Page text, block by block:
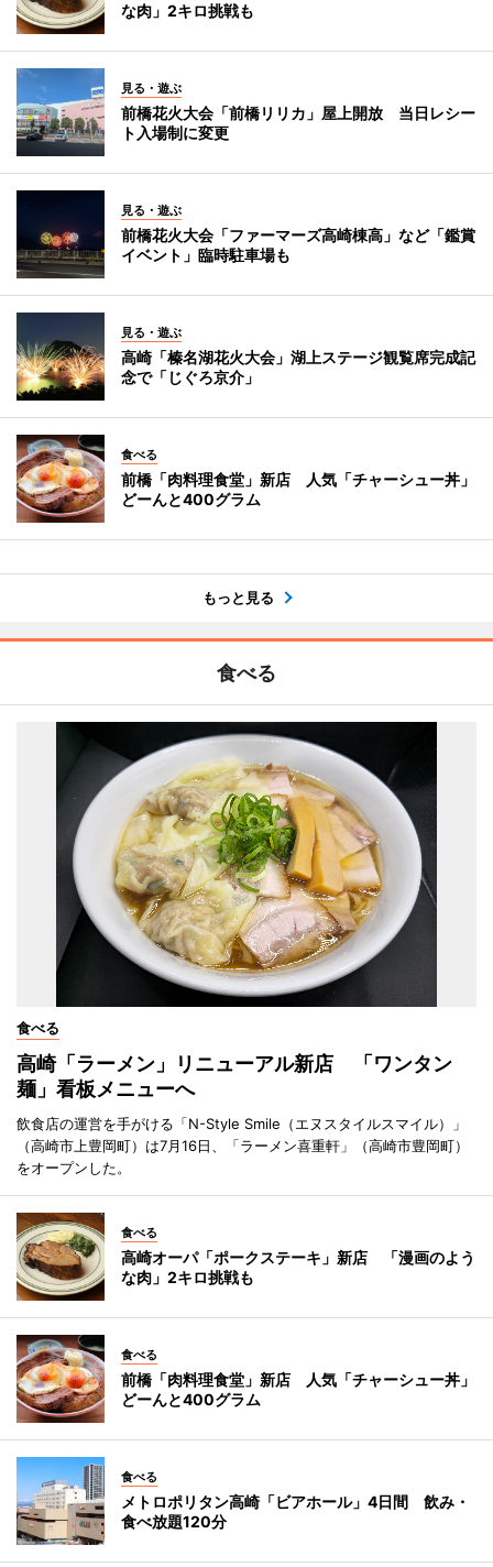
な肉」2キロ挑戦も
見る・遊ぶ
前橋花火大会「前橋リリカ」屋上開放 当日レシー
ト入場制に変更
見る・遊ぶ
前橋花火大会「ファーマーズ高崎棟高」など「鑑賞
イベント」臨時駐車場も
見る・遊ぶ
高崎「榛名湖花火大会」湖上ステージ観覧席完成記
念で「じぐろ京介」
食べる
前橋「肉料理食堂」新店 人気「チャーシュー丼」
どーんと400グラム
もっと見る
食べる
食べる
高崎「ラーメン」リニューアル新店 「ワンタン
麺」看板メニューへ
飲食店の運営を手がける「N-Style Smile（エヌスタイルスマイル）」
（高崎市上豊岡町）は7月16日、「ラーメン喜重軒」（高崎市豊岡町）
をオープンした。
食べる
高崎オーパ「ポークステーキ」新店 「漫画のよう
な肉」2キロ挑戦も
食べる
前橋「肉料理食堂」新店 人気「チャーシュー丼」
どーんと400グラム
食べる
メトロポリタン高崎「ビアホール」4日間 飲み・
食べ放題120分